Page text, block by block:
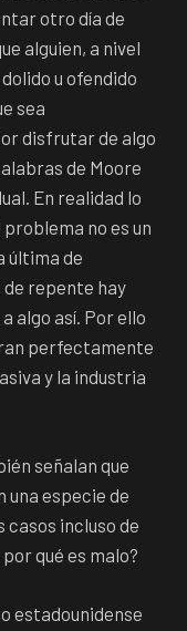
otro día de
alguien, a nivel
u ofendido
sea
disfrutar de algo
de Moore
En realidad lo
no es un
última de
de repente hay
algo así. Por ello
perfectamente
y la industria
señalan que
una especie de
casos incluso de
qué es malo?
estadounidense